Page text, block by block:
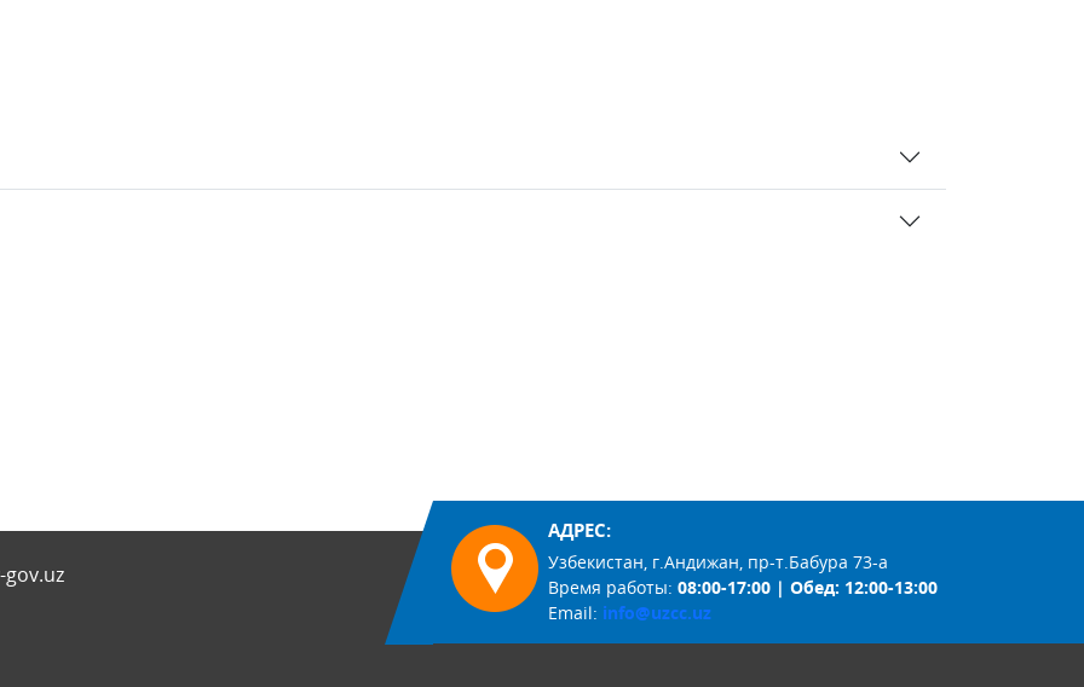
gov.uz
АДРЕС:
Узбекистан, г.Андижан, пр-т.Бабура 73-а
Время работы:08:00-17:00 | Обед: 12:00-13:00
Email: info@uzcc.uz